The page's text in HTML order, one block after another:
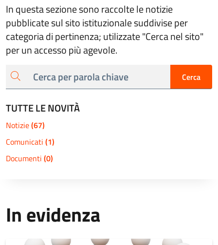
In questa sezione sono raccolte le notizie
pubblicate sul sito istituzionale suddivise per
categoria di pertinenza; utilizzate "Cerca nel sito"
per un accesso più agevole.
cerca
Cerca
TUTTE LE NOVITÀ
Notizie(67)
Comunicati (1)
Documenti (0)
In evidenza